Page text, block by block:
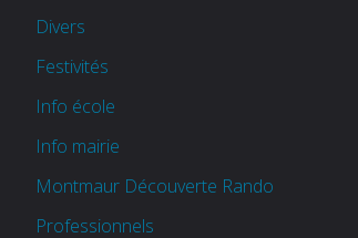
Divers
Festivités
Info école
Info mairie
Montmaur Découverte Rando
Professionnels